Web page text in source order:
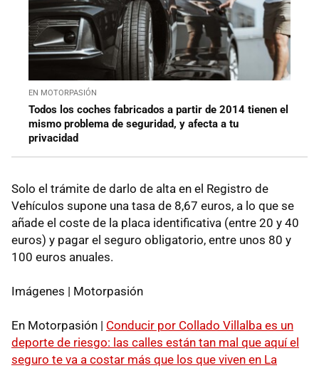
EN MOTORPASIÓN
Todos los coches fabricados a partir de 2014 tienen el
mismo problema de seguridad, y afecta a tu
privacidad
Solo el trámite de darlo de alta en el Registro de
Vehículos supone una tasa de 8,67 euros, a lo que se
añade el coste de la placa identificativa (entre 20 y 40
euros) y pagar el seguro obligatorio, entre unos 80 y
100 euros anuales.
Imágenes | Motorpasión
En Motorpasión | Conducir por Collado Villalba es un
deporte de riesgo: las calles están tan mal que aquí el
seguro te va a costar más que los que viven en La